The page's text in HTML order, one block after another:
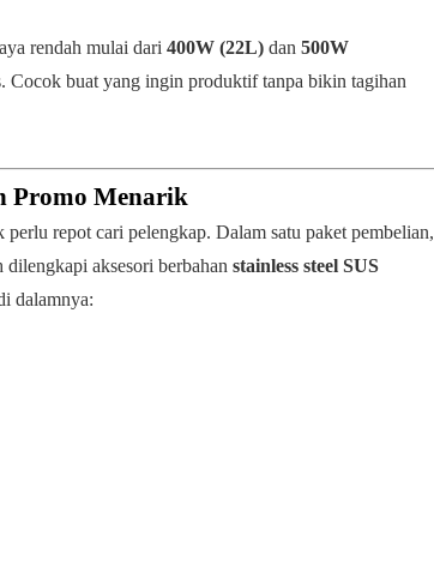
rendah mulai dari 400W (22L) dan 500W
Cocok buat yang ingin produktif tanpa bikin tagihan
Promo Menarik
repot cari pelengkap. Dalam satu paket pembelian,
aksesori berbahan stainless steel SUS
dalamnya: